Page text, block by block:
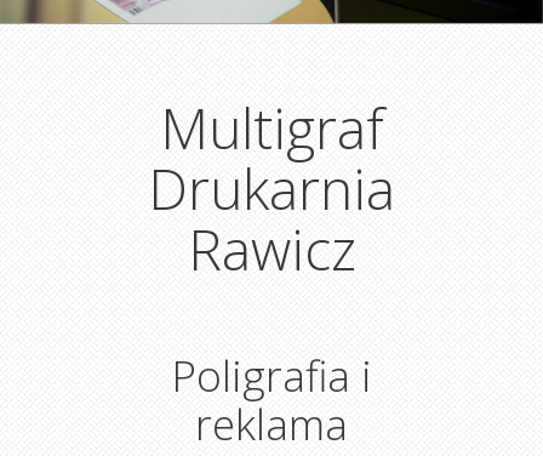
Multigraf
Drukarnia
Rawicz
Poligrafia i
reklama